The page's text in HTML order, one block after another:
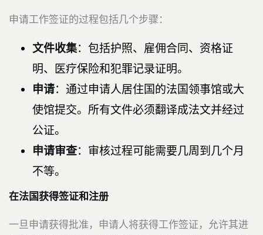
申请工作签证的过程包括几个步骤：
文件收集：包括护照、雇佣合同、资格证
明、医疗保险和犯罪记录证明。
申请：通过申请人居住国的法国领事馆或大
使馆提交。所有文件必须翻译成法文并经过
公证。
申请审查：审核过程可能需要几周到几个月
不等。
在法国获得签证和注册
一旦申请获得批准，申请人将获得工作签证，允许其进